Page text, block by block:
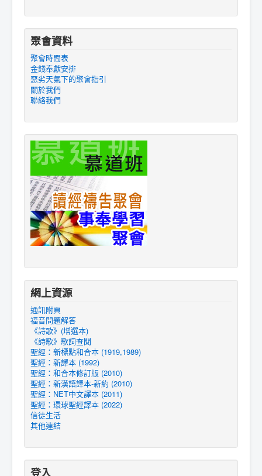
聚會資料
聚會時間表
金錢奉獻安排
惡劣天氣下的聚會指引
關於我們
聯絡我們
網上資源
通訊附頁
福音問題解答
《詩歌》(增選本)
《詩歌》歌詞查閱
聖經：新標點和合本 (1919,1989)
聖經：新譯本 (1992)
聖經：和合本修訂版 (2010)
聖經：新漢語譯本-新約 (2010)
聖經：NET中文譯本 (2011)
聖經：環球聖經譯本 (2022)
信徒生活
其他連結
登入